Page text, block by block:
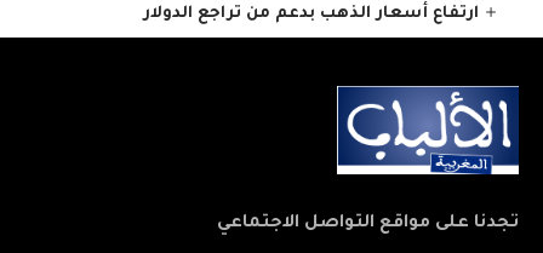
ارتفاع أسعار الذهب بدعم من تراجع الدولار
تجدنا على مواقع التواصل الاجتماعي